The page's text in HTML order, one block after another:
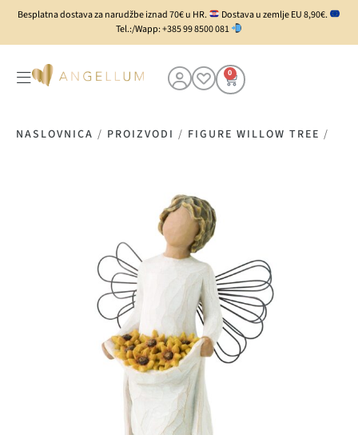
Besplatna dostava za narudžbe iznad 70€ u HR.
Dostava u zemlje EU 8,90€.
Tel.:/Wapp: +385 99 8500 081
0
NASLOVNICA / PROIZVODI / FIGURE WILLOW TREE /